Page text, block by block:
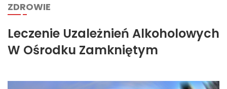
ZDROWIE
Leczenie Uzależnień Alkoholowych
W Ośrodku Zamkniętym